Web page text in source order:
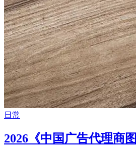
日常
2026《中国广告代理商